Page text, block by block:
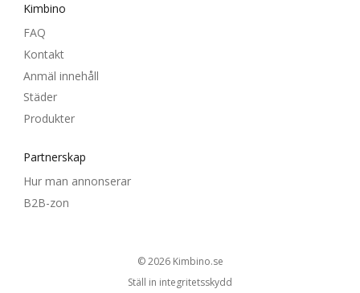
Kimbino
FAQ
Kontakt
Anmäl innehåll
Städer
Produkter
Partnerskap
Hur man annonserar
B2B-zon
© 2026 kimbino.se
Ställ in integritetsskydd